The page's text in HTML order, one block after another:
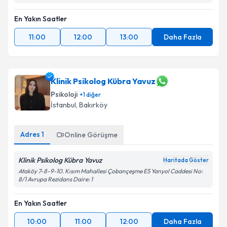
En Yakın Saatler
11:00
12:00 13:00 Daha Fazla
Klinik Psikolog Kübra Yavuz
Psikoloji +1diğer
İstanbul, Bakırköy
Adres 1 Online Görüşme
Klinik Psikolog Kübra Yavuz Haritada Göster
Ataköy 7-8-9-10. Kısım Mahallesi Çobançeşme E5 Yanyol Caddesi No:
8/1 Avrupa Rezidans Daire: 1
En Yakın Saatler
10:00
11:00 12:00 Daha Fazla